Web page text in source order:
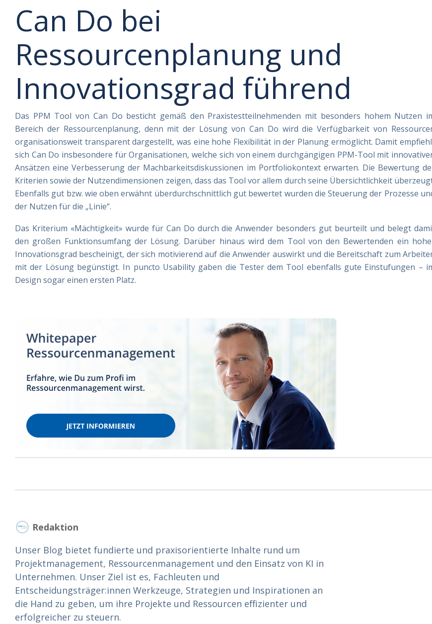
Can Do bei
Ressourcenplanung und
Innovationsgrad führend
Das PPM Tool von Can Do besticht gemäß den Praxistestteilnehmenden mit besonders hohem Nutzen
Bereich der Ressourcenplanung, denn mit der Lösung von Can Do wird die Verfügbarkeit von
organisationsweit transparent dargestellt, was eine hohe Flexibilität in der Planung ermöglicht. Damit
sich Can Do insbesondere für Organisationen, welche sich von einem durchgängigen PPM-Tool mit
Ansätzen eine Verbesserung der Machbarkeitsdiskussionen im Portfoliokontext erwarten. Die Bewertung
Kriterien sowie der Nutzendimensionen zeigen, dass das Tool vor allem durch seine Übersichtlichkeit
Ebenfalls gut bzw. wie oben erwähnt überdurchschnittlich gut bewertet wurden die Steuerung der Prozesse
der Nutzen für die „Linie“.
Das Kriterium «Mächtigkeit» wurde für Can Do durch die Anwender besonders gut beurteilt und belegt
den großen Funktionsumfang der Lösung. Darüber hinaus wird dem Tool von den Bewertenden ein
Innovationsgrad bescheinigt, der sich motivierend auf die Anwender auswirkt und die Bereitschaft zum
mit der Lösung begünstigt. In puncto Usability gaben die Tester dem Tool ebenfalls gute Einstufungen –
Design sogar einen ersten Platz.
Redaktion
Unser Blog bietet fundierte und praxisorientierte Inhalte rund um
Projektmanagement, Ressourcenmanagement und den Einsatz von KI in
Unternehmen. Unser Ziel ist es, Fachleuten und
Entscheidungsträger:innen Werkzeuge, Strategien und Inspirationen an
die Hand zu geben, um ihre Projekte und Ressourcen effizienter und
erfolgreicher zu steuern.